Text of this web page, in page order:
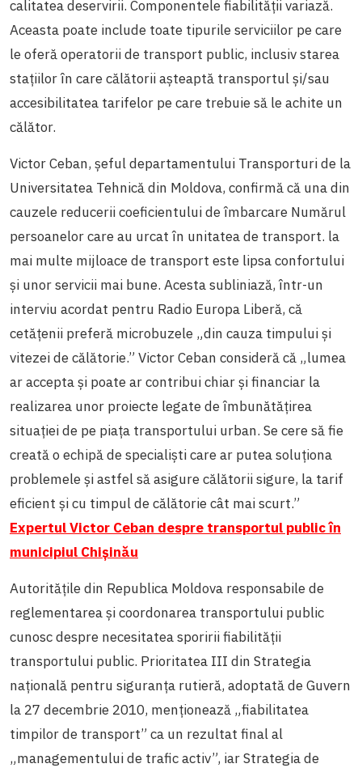
calitatea deservirii. Componentele fiabilității variază.
Aceasta poate include toate tipurile serviciilor pe care
le oferă operatorii de transport public, inclusiv starea
stațiilor în care călătorii așteaptă transportul și/sau
accesibilitatea tarifelor pe care trebuie să le achite un
călător.
Victor Ceban, șeful departamentului Transporturi de la
Universitatea Tehnică din Moldova, confirmă că una din
cauzele reducerii coeficientului de îmbarcare Numărul
persoanelor care au urcat în unitatea de transport. la
mai multe mijloace de transport este lipsa confortului
și unorservicii mai bune. Acesta subliniază, într-un
interviu acordat pentru Radio Europa Liberă, că
cetățenii preferă microbuzele „din cauza timpului şi
vitezei de călătorie.” Victor Ceban consideră că „lumea
ar accepta şi poate ar contribui chiar şi financiar la
realizarea unor proiecte legate de îmbunătățirea
situaţiei de pe piaţa transportului urban. Se cere să fie
creată o echipă de specialişti care ar putea soluţiona
problemele și astfel să asigure călătorii sigure, la tarif
eficient şi cu timpul de călătorie cât mai scurt.”
Expertul Victor Ceban despre transportul public în
municipiul Chișinău
Autoritățile din Republica Moldova responsabile de
reglementarea și coordonarea transportului public
cunosc despre necesitatea sporirii fiabilității
transportului public. Prioritatea III din Strategia
naţională pentru siguranţa rutieră, adoptată de Guvern
la 27 decembrie 2010, menționează „fiabilitatea
timpilor de transport”ca un rezultat final al
„managementului de trafic activ”, iar Strategia de